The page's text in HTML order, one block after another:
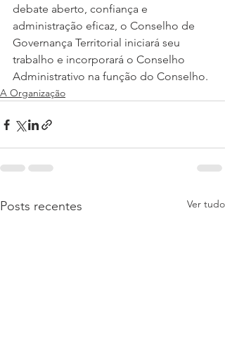
debate aberto, confiança e
administração eficaz, o Conselho de
Governança Territorial iniciará seu
trabalho e incorporará o Conselho
Administrativo na função do Conselho.
A Organização
Posts recentes Ver tudo